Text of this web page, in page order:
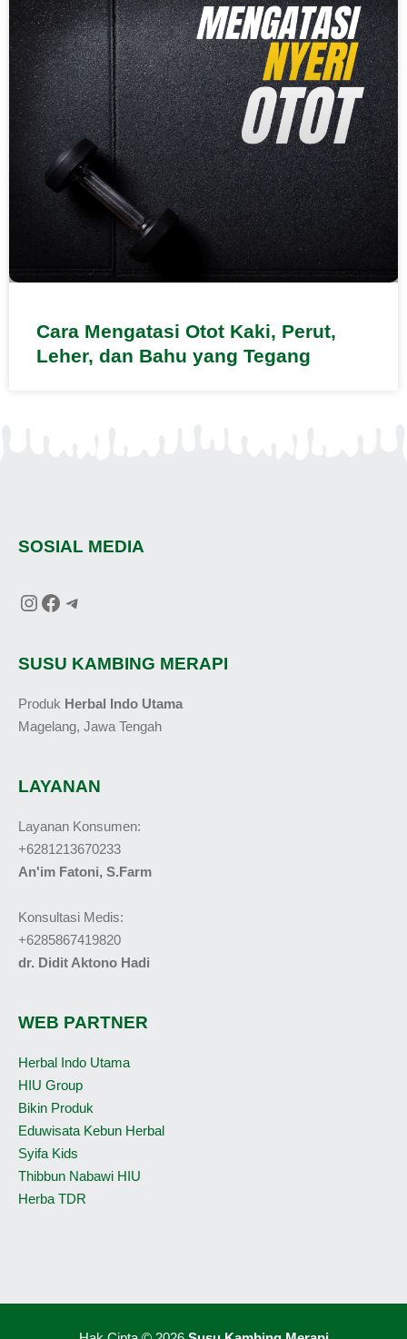
Cara Mengatasi Otot Kaki, Perut,
Leher, dan Bahu yang Tegang
SOSIAL MEDIA
SUSU KAMBING MERAPI
Produk Herbal Indo Utama
Magelang, Jawa Tengah
LAYANAN
Layanan Konsumen:
+6281213670233
An'im Fatoni, S.Farm
Konsultasi Medis:
+6285867419820
dr. Didit Aktono Hadi
WEB PARTNER
Herbal Indo Utama
HIU Group
Bikin Produk
Eduwisata Kebun Herbal
Syifa Kids
Thibbun Nabawi HIU
Herba TDR